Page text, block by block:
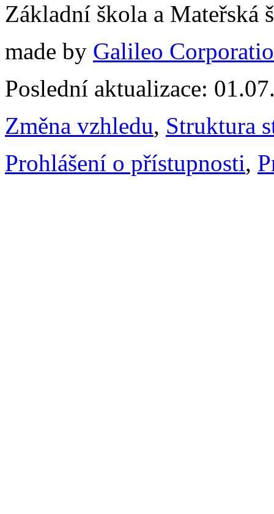
Základní škola a
made by Galileo
Poslední aktualizace:
Změna vzhledu, Struktura
Prohlášení o přístupnosti,